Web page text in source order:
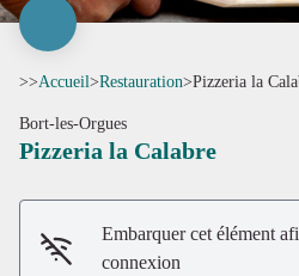
>>Accueil>Restauration>Pizzeria la
Bort-les-Orgues
Pizzeria la Calabre
Embarquer cet élément
connexion